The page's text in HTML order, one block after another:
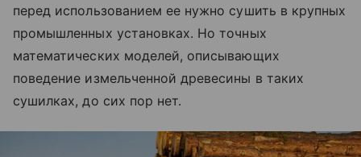
перед использованием ее нужно сушить в крупных
промышленных установках. Но точных
математических моделей, описывающих
поведение измельченной древесины в таких
сушилках, до сих пор нет.